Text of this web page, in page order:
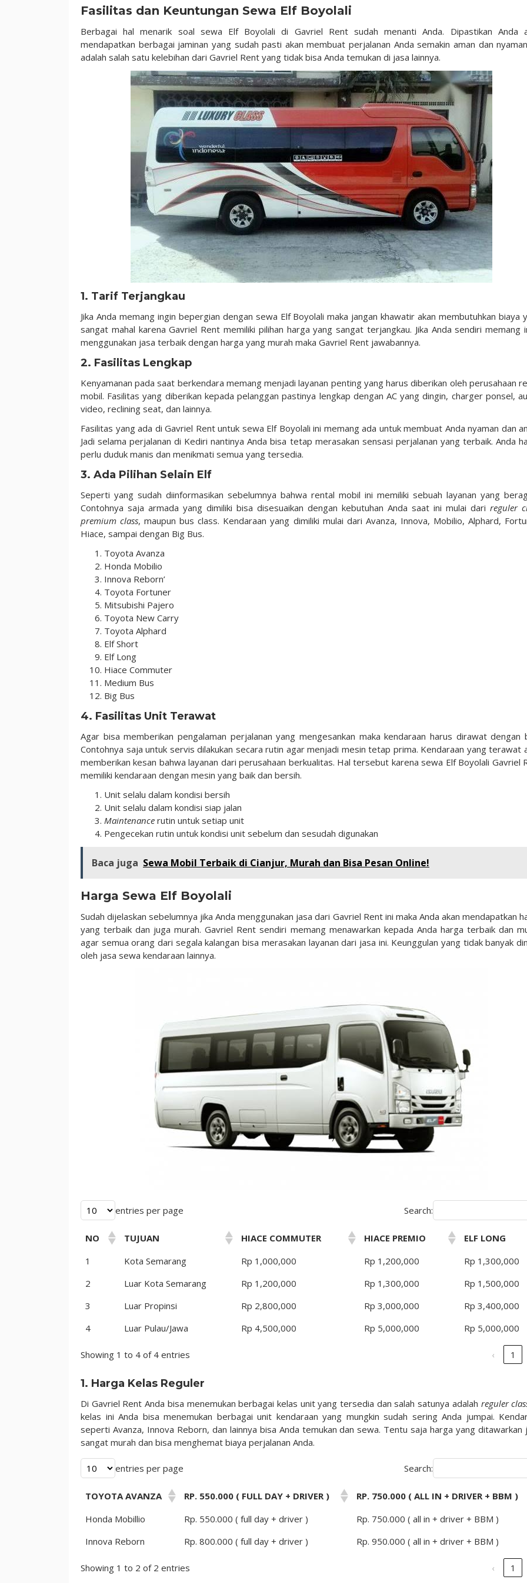
Fasilitas dan Keuntungan Sewa Elf Boyolali
Berbagai hal menarik soal sewa Elf Boyolali di Gavriel Rent sudah menanti Anda. Dipastikan Anda
mendapatkan berbagai jaminan yang sudah pasti akan membuat perjalanan Anda semakin aman dan
adalah salah satu kelebihan dari Gavriel Rent yang tidak bisa Anda temukan di jasa lainnya.
1. Tarif Terjangkau
Jika Anda memang ingin bepergian dengan sewa Elf Boyolali maka jangan khawatir akan membutuhkan biaya
sangat mahal karena Gavriel Rent memiliki pilihan harga yang sangat terjangkau. Jika Anda sendiri memang
menggunakan jasa terbaik dengan harga yang murah maka Gavriel Rent jawabannya.
2. Fasilitas Lengkap
Kenyamanan pada saat berkendara memang menjadi layanan penting yang harus diberikan oleh perusahaan
mobil. Fasilitas yang diberikan kepada pelanggan pastinya lengkap dengan AC yang dingin, charger ponsel,
video, reclining seat, dan lainnya.
Fasilitas yang ada di Gavriel Rent untuk sewa Elf Boyolali ini memang ada untuk membuat Anda nyaman dan
Jadi selama perjalanan di Kediri nantinya Anda bisa tetap merasakan sensasi perjalanan yang terbaik. Anda
perlu duduk manis dan menikmati semua yang tersedia.
3. Ada Pilihan Selain Elf
Seperti yang sudah diinformasikan sebelumnya bahwa rental mobil ini memiliki sebuah layanan yang
Contohnya saja armada yang dimiliki bisa disesuaikan dengan kebutuhan Anda saat ini mulai dari reguler
premium class, maupun bus class. Kendaraan yang dimiliki mulai dari Avanza, Innova, Mobilio, Alphard,
Hiace, sampai dengan Big Bus.
Toyota Avanza
Honda Mobilio
Innova Reborn’
Toyota Fortuner
Mitsubishi Pajero
Toyota New Carry
Toyota Alphard
Elf Short
Elf Long
Hiace Commuter
Medium Bus
Big Bus
4. Fasilitas Unit Terawat
Agar bisa memberikan pengalaman perjalanan yang mengesankan maka kendaraan harus dirawat dengan
Contohnya saja untuk servis dilakukan secara rutin agar menjadi mesin tetap prima. Kendaraan yang terawat
memberikan kesan bahwa layanan dari perusahaan berkualitas. Hal tersebut karena sewa Elf Boyolali Gavriel
memiliki kendaraan dengan mesin yang baik dan bersih.
Unit selalu dalam kondisi bersih
Unit selalu dalam kondisi siap jalan
Maintenance rutin untuk setiap unit
Pengecekan rutin untuk kondisi unit sebelum dan sesudah digunakan
Baca juga Sewa Mobil Terbaik di Cianjur, Murah dan Bisa Pesan Online!
Harga Sewa Elf Boyolali
Sudah dijelaskan sebelumnya jika Anda menggunakan jasa dari Gavriel Rent ini maka Anda akan mendapatkan
yang terbaik dan juga murah. Gavriel Rent sendiri memang menawarkan kepada Anda harga terbaik dan
agar semua orang dari segala kalangan bisa merasakan layanan dari jasa ini. Keunggulan yang tidak banyak
oleh jasa sewa kendaraan lainnya.
entries per page Search:
NO TUJUAN HIACE COMMUTER HIACE PREMIO
ELF LONG
1
Kota Semarang Rp 1,000,000 Rp 1,200,000
Rp 1,300,000
2
Luar Kota Semarang Rp 1,200,000 Rp 1,300,000
Rp 1,500,000
3
Luar Propinsi Rp 2,800,000 Rp 3,000,000
Rp 3,400,000
4
Luar Pulau/Jawa Rp 4,500,000 Rp 5,000,000 Rp 5,000,000
Showing 1 to 4 of 4 entries ‹ 1
1. Harga Kelas Reguler
Di Gavriel Rent Anda bisa menemukan berbagai kelas unit yang tersedia dan salah satunya adalah reguler
kelas ini Anda bisa menemukan berbagai unit kendaraan yang mungkin sudah sering Anda jumpai.
seperti Avanza, Innova Reborn, dan lainnya bisa Anda temukan dan sewa. Tentu saja harga yang ditawarkan
sangat murah dan bisa menghemat biaya perjalanan Anda.
entries per page Search:
TOYOTA AVANZA RP. 550.000 ( FULL DAY + DRIVER )
RP. 750.000 ( ALL IN + DRIVER + BBM )
Honda Mobillio
Rp. 550.000 ( full day + driver )
Rp. 750.000 ( all in + driver + BBM )
Innova Reborn
Rp. 800.000 ( full day + driver ) Rp. 950.000 ( all in + driver + BBM )
Showing 1 to 2 of 2 entries ‹ 1